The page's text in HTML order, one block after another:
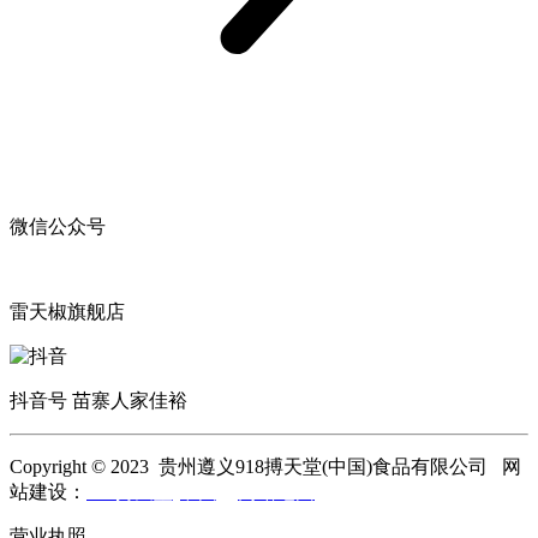
微信公众号
雷天椒旗舰店
抖音号 苗寨人家佳裕
Copyright © 2023 贵州遵义918搏天堂(中国)食品有限公司 网
站建设：